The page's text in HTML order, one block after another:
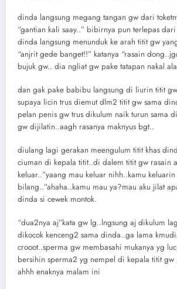
dinda langsung megang tangan gw dari
“gantian kali saay..” bibirnya pun terlepas
dinda langsung menunduk ke arah titit gw
“anjrit gede banget!!” katanya “rasain
bujuk gw.. dia ngliat gw pake tatapan nakal
dan gak pake babibu langsung di liurin titit
supaya licin trus diemut dlm2 titit gw sama
pelan penis gw trus dikulum naik turun sama
gw dijilatin..aagh rasanya maknyus bgt..
diulang lagi gerakan meengulum titit khas
ciuman di kepala titit..di dalem titit gw rasain
keluar..”yaang mau keluar nihh..kamu
bilang..”ahaha..kamu mau ya?mau aku jilat
dinda si cewek montok.
“dua2nya aj”kata gw lg..lngsung aj dikulum
dikocok kenceng2 sama dinda..ga lama
crooot..sperma gw membasahi mukanya yg
bersihin sperma2 yg nempel di kepala titit
ahhh enaknya malam ini